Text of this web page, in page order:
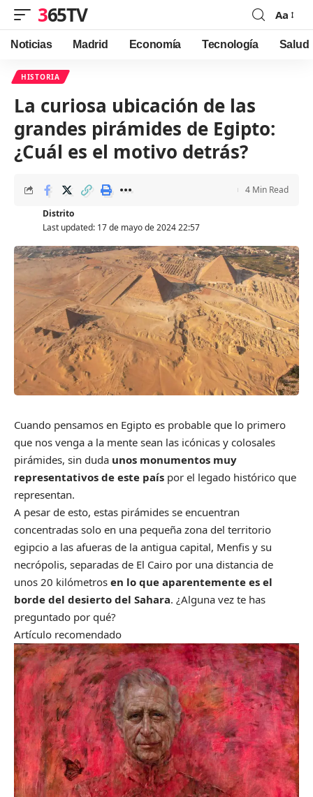
365TV
Font
Resizer
Aa
Noticias Madrid Economía Tecnología Salud
HISTORIA
La curiosa ubicación de las
grandes pirámides de Egipto:
¿Cuál es el motivo detrás?
Last updated: 17 de mayo de 2024 22:57
Distrito
4 Min Read
Cuando pensamos en Egipto es probable que lo primero
que nos venga a la mente sean las icónicas y colosales
pirámides, sin duda unos monumentos muy
representativos de este país por el legado histórico que
representan.
A pesar de esto, estas pirámides se encuentran
concentradas solo en una pequeña zona del territorio
egipcio a las afueras de la antigua capital, Menfis y su
necrópolis, separadas de El Cairo por una distancia de
unos 20 kilómetros en lo que aparentemente es el
borde del desierto del Sahara. ¿Alguna vez te has
preguntado por qué?
Artículo recomendado